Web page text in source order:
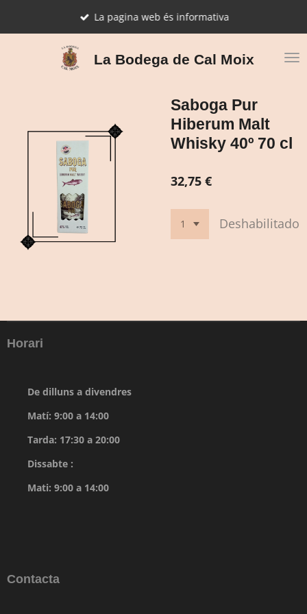
La Bodega de Cal Moix
La pagina web és informativa
Saboga Pur
Hiberum Malt
Whisky 40º 70 cl
32,75 €
Deshabilitado
Horari
De dilluns a divendres
Matí: 9:00 a 14:00
Tarda: 17:30 a 20:00
Dissabte :
Mati: 9:00 a 14:00
Contacta